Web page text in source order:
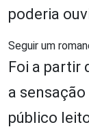
poderia
Seguir um
Foi a partir
a
público